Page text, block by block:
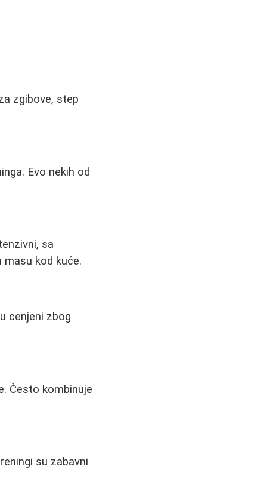
zgibove, step
Evo nekih od
sa
kod kuće.
cenjeni zbog
Često kombinuje
su zabavni